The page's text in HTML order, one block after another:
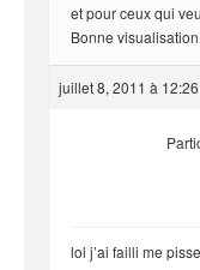
et pour ceux qui
Bonne visualisation.
juillet 8, 2011 à
lol j’ai failli me